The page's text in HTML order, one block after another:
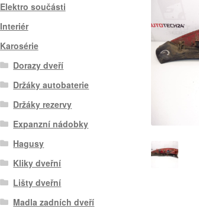
Elektro součásti
Interiér
Karosérie
Dorazy dveří
Držáky autobaterie
Držáky rezervy
Expanzní nádobky
Hagusy
Kliky dveřní
Lišty dveřní
Madla zadních dveří